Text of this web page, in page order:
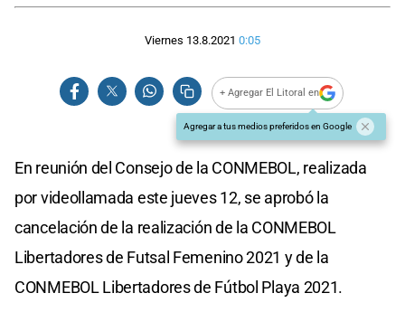
Viernes 13.8.2021 0:05
+ Agregar El Litoral en
Agregar a tus medios preferidos en Google
En reunión del Consejo de la CONMEBOL, realizada
por videollamada este jueves 12, se aprobó la
cancelación de la realización de la CONMEBOL
Libertadores de Futsal Femenino 2021 y de la
CONMEBOL Libertadores de Fútbol Playa 2021.